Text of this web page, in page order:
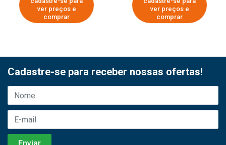
ver preços e
comprar
ver preços e
comprar
Cadastre-se para receber nossas ofertas!